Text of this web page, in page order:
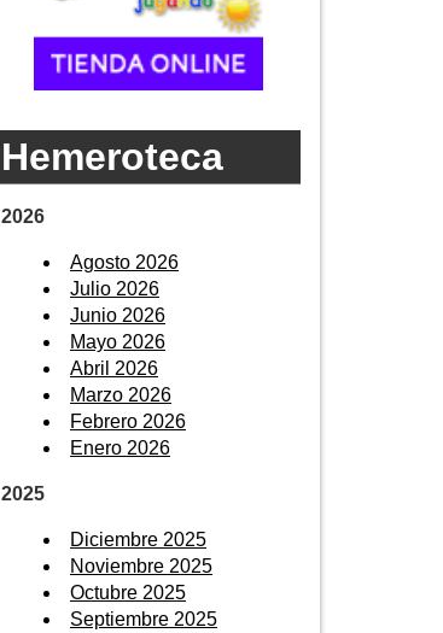
Hemeroteca
2026
Agosto 2026
Julio 2026
Junio 2026
Mayo 2026
Abril 2026
Marzo 2026
Febrero 2026
Enero 2026
2025
Diciembre 2025
Noviembre 2025
Octubre 2025
Septiembre 2025